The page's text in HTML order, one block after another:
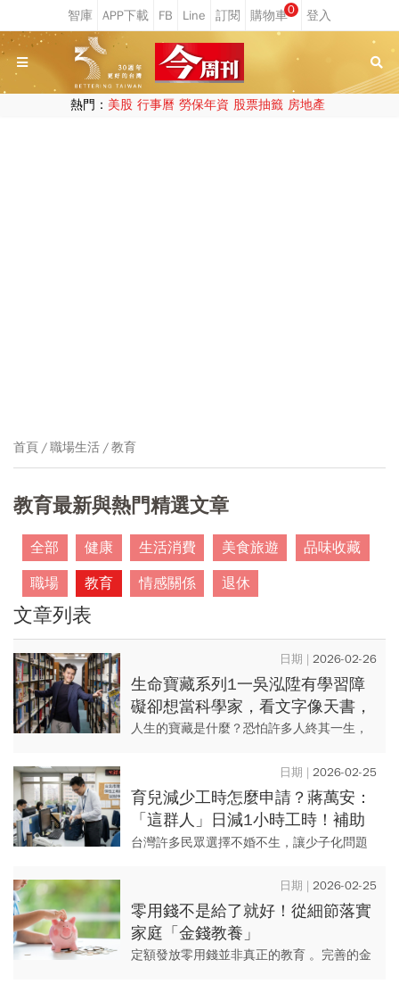
0
熱門： 美股 行事曆 勞保年資 股票抽籤 房地產
首頁 職場生活 教育
教育最新與熱門精選文章
全部 健康 生活消費 美食旅遊
品味收藏
職場
教育 情感關係 退休
文章列表
2026-02-26
生命寶藏系列1一吳泓陞有學習障
礙卻想當科學家，看文字像天書，
仍努力破除歧視，願照亮他人、為
人生的寶藏是什麼？恐怕許多人終其一生，
域發光的人物或團隊，卻都在人生的賽局
中，找到了專屬自己、獨一無二...
2026-02-25
育兒減少工時怎麼申請？蔣萬安：
「這群人」日減1小時工時！補助
金額、何時上路，看戶籍地還工作
台灣許多民眾選擇不婚不生，讓少子化問題
（2/25）在市政會議裁示，台北市將領先全
國，讓家中有12歲以下孩...
2026-02-25
零用錢不是給了就好！從細節落實
家庭「金錢教養」
定額發放零用錢並非真正的教育 。完善的金